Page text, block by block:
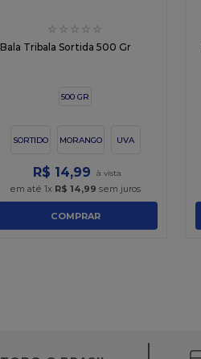
☆ ☆ ☆ ☆ ☆
Bala Tribala Sortida 500 Gr
500 GR
SORTIDO MORANGO UVA
R$ 14,99
em até1x R$ 14,99 sem juros
COMPRAR